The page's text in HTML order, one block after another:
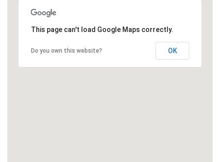
This page can't load Google Maps correctly.
Do you own this website? OK